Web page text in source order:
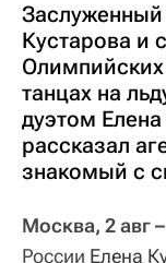
Заслуженный
Кустарова и
танцах на
дуэтом
рассказал
знакомый с
Москва, 2 авг
России Елена